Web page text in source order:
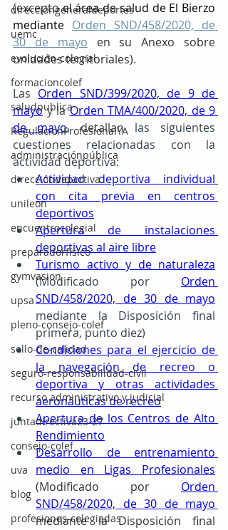
direccióngeneraldeportes
uemc
evolución-colegial
formacioncolef
saludpublica
RegulacionProfesionalYA
administraciónpública
direccióndeportiva
unileon
encuentrocolegial
preparadorfísico
gymvasion
upsa
pleno-consejo-colef
sello-de-calidad
seguro-responsabilidad-civil
recurso administrativo y judicial
juntadirectiva23-27
consejo-colef
uva
blog
profesiones-colegiadas
(excepto el área de salud de El Bierzo
mediante Orden SND/458/2020, de
30 de mayo en su Anexo sobre
unidades territoriales).
Las Orden SND/399/2020, de 9 de
mayo y la Orden TMA/400/2020, de 9
de mayo, detallan las siguientes
cuestiones relacionadas con la
actividad deportiva:
Actividad deportiva individual
con cita previa en centros
deportivos
Apertura de instalaciones
deportivas al aire libre
Turismo activo y de naturaleza
(Modificado por Orden
SND/458/2020, de 30 de mayo
mediante la Disposición final
primera, punto diez)
Condiciones para el ejercicio de
la navegación de recreo o
deportiva y otras actividades
aeronáuticas de recreo
Apertura de los Centros de Alto
Rendimiento
Desarrollo de entrenamiento
medio en Ligas Profesionales
(Modificado por Orden
SND/458/2020, de 30 de mayo
mediante la Disposición final